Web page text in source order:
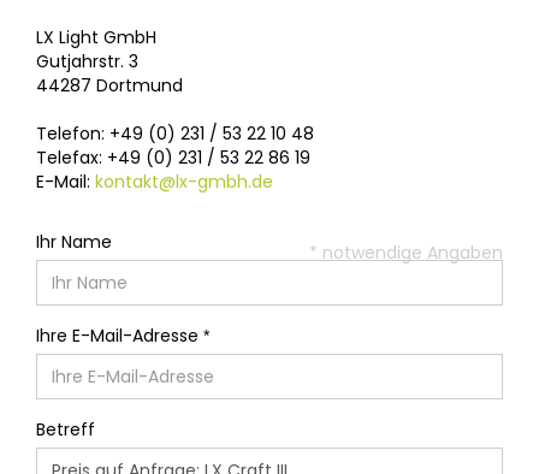
LX Light GmbH
Gutjahrstr. 3
44287 Dortmund
Telefon: +49 (0) 231 / 53 22 10 48
Telefax: +49 (0) 231 / 53 22 86 19
E-Mail: kontakt@lx-gmbh.de
Ihr Name
Ihre E-Mail-Adresse
Betreff
* notwendige Angaben